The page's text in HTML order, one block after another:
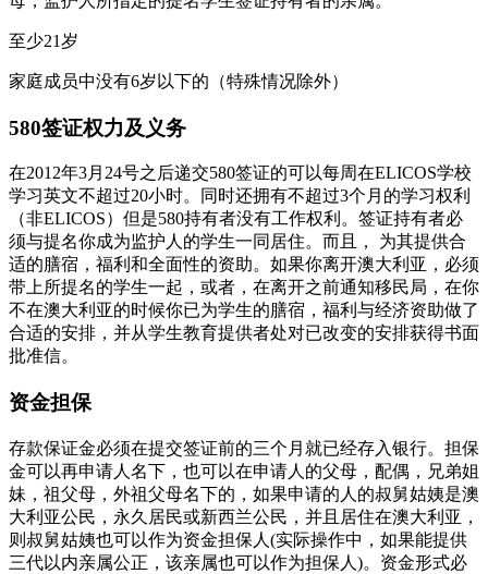
至少21岁
家庭成员中没有6岁以下的（特殊情况除外）
580签证权力及义务
在2012年3月24号之后递交580签证的可以每周在ELICOS学校
学习英文不超过20小时。同时还拥有不超过3个月的学习权利
（非ELICOS）但是580持有者没有工作权利。签证持有者必
须与提名你成为监护人的学生一同居住。而且， 为其提供合
适的膳宿，福利和全面性的资助。如果你离开澳大利亚，必须
带上所提名的学生一起，或者，在离开之前通知移民局，在你
不在澳大利亚的时候你已为学生的膳宿，福利与经济资助做了
合适的安排，并从学生教育提供者处对已改变的安排获得书面
批准信。
资金担保
存款保证金必须在提交签证前的三个月就已经存入银行。担保
金可以再申请人名下，也可以在申请人的父母，配偶，兄弟姐
妹，祖父母，外祖父母名下的，如果申请的人的叔舅姑姨是澳
大利亚公民，永久居民或新西兰公民，并且居住在澳大利亚，
则叔舅姑姨也可以作为资金担保人(实际操作中，如果能提供
三代以内亲属公正，该亲属也可以作为担保人)。资金形式必